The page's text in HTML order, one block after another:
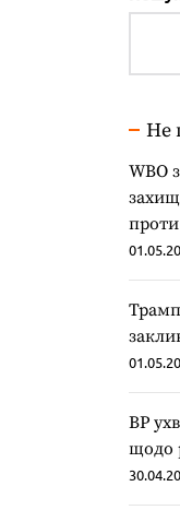
Не
WBO
ВР
щодо